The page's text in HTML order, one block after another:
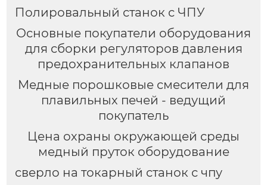
Полировальный станок с ЧПУ
Основные покупатели оборудования
для сборки регуляторов давления
предохранительных клапанов
Медные порошковые смесители для
плавильных печей - ведущий
покупатель
Цена охраны окружающей среды
медный пруток оборудование
сверло на токарный станок с чпу